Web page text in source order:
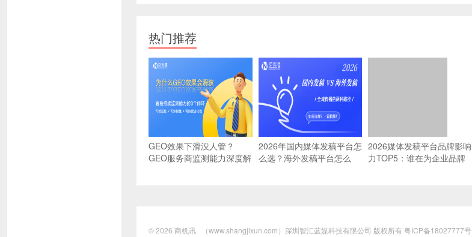
热门推荐
GEO效果下滑没人管？
GEO服务商监测能力深度解
2026年国内媒体发稿平台怎
么选？海外发稿平台怎么
2026媒体发稿平台品牌影响
力TOP5：谁在为企业品牌
© 2026 商机讯 （www.shangjixun.com）深圳智汇蓝媒科技有限公司 版权所有粤ICP备18027777号